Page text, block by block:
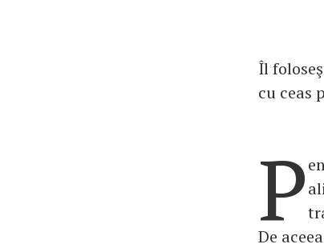
Îl
cu ceas
P
De